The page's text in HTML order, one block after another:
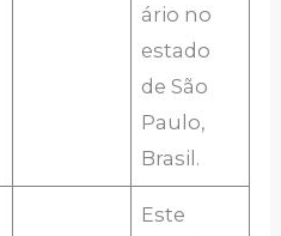
ário no
estado
de São
Paulo,
Brasil.
Este